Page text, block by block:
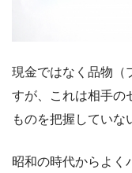
現金ではなく品物（
すが、これは相手の
ものを把握していな
昭和の時代からよく